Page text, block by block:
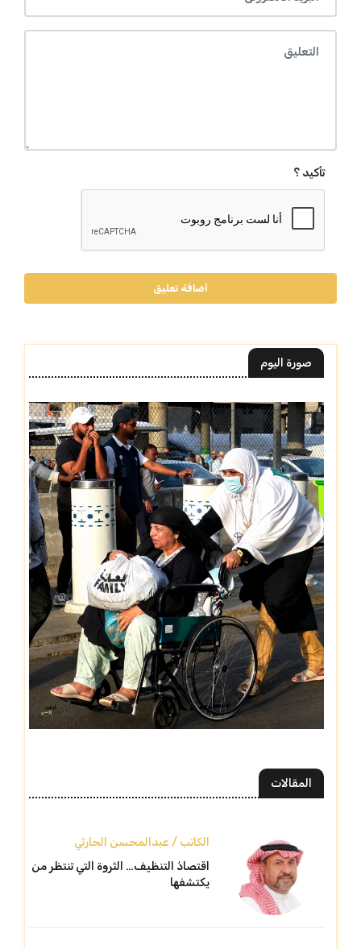
تأكيد ؟
أضافة تعليق
صورة اليوم
المقالات
الكاتب / عبدالمحسن الحارثي
اقتصادُ التنظيف… الثروة التي تنتظر من
يكتشفها